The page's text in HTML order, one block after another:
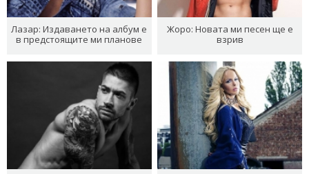
Лазар: Издаването на албум е
в предстоящите ми планове
Жоро: Новата ми песен ще е
взрив